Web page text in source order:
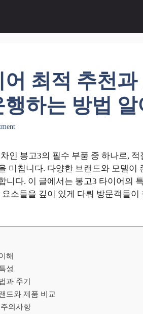
어 최적 추천
행하는 방법 알
인 봉고3의 필수 부품 중 하나로,
미칩니다. 다양한 브랜드와 모델이
니다. 이 글에서는 봉고3 타이어의
소들을 깊이 있게 다뤄 방문객들
해
성
과 주기
드와 제품 비교
의사항